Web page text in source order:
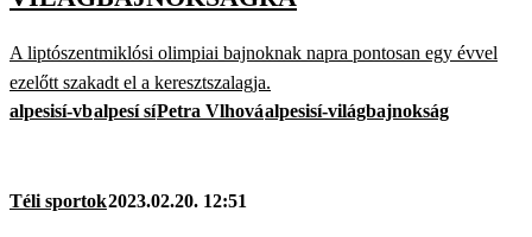
A liptószentmiklósi olimpiai bajnoknak napra pontosan egy évvel
ezelőtt szakadt el a keresztszalagja.
alpesisí-vbalpesí síPetra Vlhováalpesisí-világbajnokság
Téli sportok2023.02.20. 12:51